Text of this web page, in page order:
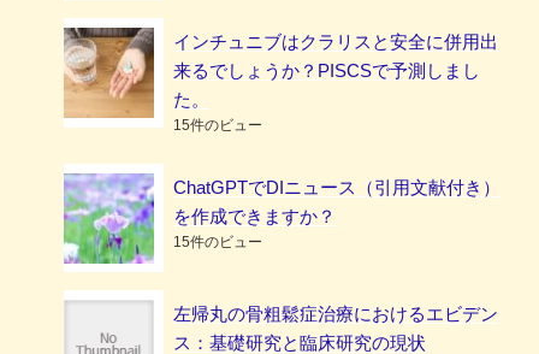
インチュニブはクラリスと安全に併用出
来るでしょうか？PISCSで予測しまし
た。
15件のビュー
ChatGPTでDIニュース（引用文献付き）
を作成できますか？
15件のビュー
左帰丸の骨粗鬆症治療におけるエビデン
ス：基礎研究と臨床研究の現状